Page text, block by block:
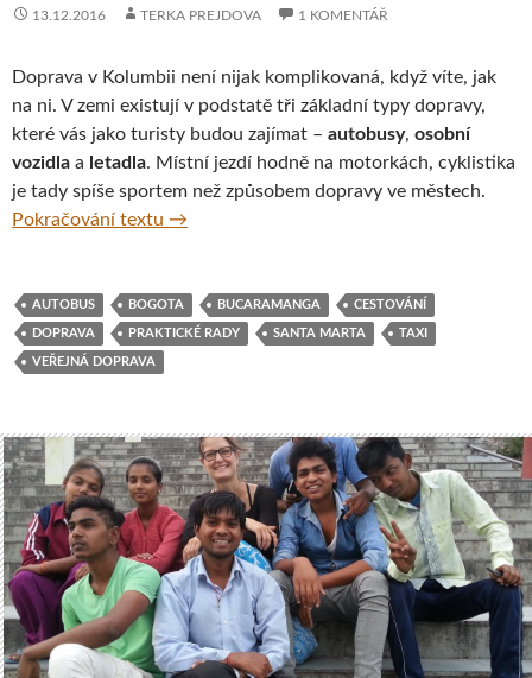
13.12.2016 TERKA PREJDOVA 1 KOMENTÁŘ
Doprava v Kolumbii není nijak komplikovaná, když víte, jak
na ni. V zemi existují v podstatě tři základní typy dopravy,
které vás jako turisty budou zajímat – autobusy, osobní
vozidla a letadla. Místní jezdí hodně na motorkách, cyklistika
je tady spíše sportem než způsobem dopravy ve městech.
Pokračování textu Doprava v Kolumbii – tipy a triky
→
AUTOBUS BOGOTA BUCARAMANGA CESTOVÁNÍ
DOPRAVA PRAKTICKÉ RADY SANTA MARTA TAXI
VEŘEJNÁ DOPRAVA